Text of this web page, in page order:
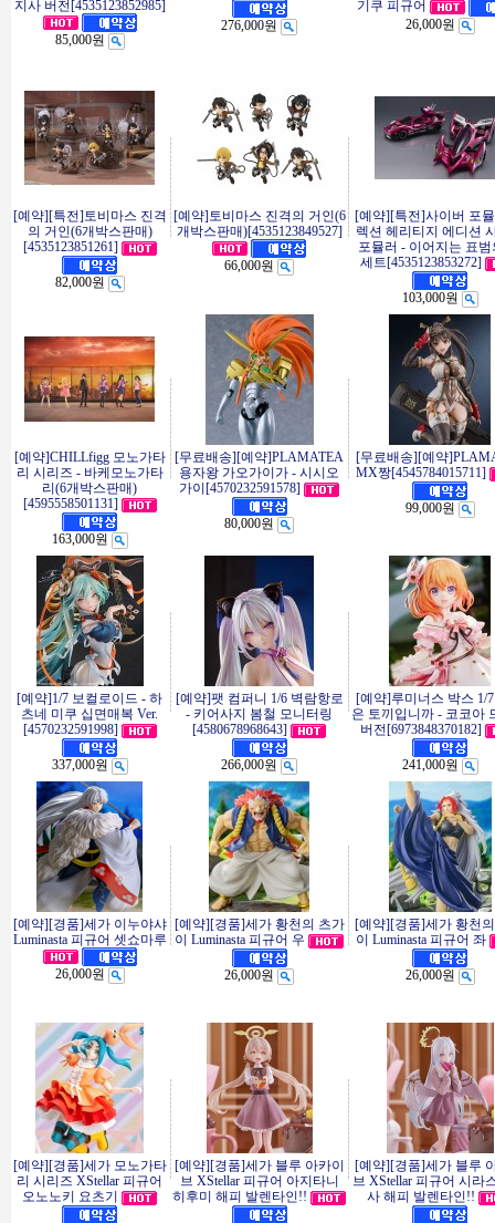
지사 버전[4535123852985]
85,000원
276,000원
기쿠 피규어
26,000원
[예약][특전]토비마스 진격
의 거인(6개박스판매)
[4535123851261]
82,000원
[예약]토비마스 진격의 거인(6
개박스판매)[4535123849527]
66,000원
[예약][특전]사이버 포
렉션 헤리티지 에디션
포뮬러 - 이어지는 표범
세트[4535123853272]
103,000원
[예약]CHILLfigg 모노가타
리 시리즈 - 바케모노가타
리(6개박스판매)
[4595558501131]
163,000원
[무료배송][예약]PLAMATEA
용자왕 가오가이가 - 시시오
가이[4570232591578]
80,000원
[무료배송][예약
MX짱[4545784015711]
99,000원
[예약]1/7 보컬로이드 - 하
츠네 미쿠 십면매복 Ver.
[4570232591998]
337,000원
[예약]팻 컴퍼니 1/6 벽람항로
- 키어사지 봄철 모니터링
[4580678968643]
266,000원
[예약]루미너스 박스 1/
은 토끼입니까 - 코코아
버전[6973848370182]
241,000원
[예약][경품]세가 이누야샤
Luminasta 피규어 셋쇼마루
26,000원
[예약][경품]세가 황천의 츠가
이 Luminasta 피규어 우
26,000원
[예약][경품]세가 황천
이 Luminasta 피규어 좌
26,000원
[예약][경품]세가 모노가타
리 시리즈 XStellar 피규어
오노노키 요츠기
[예약][경품]세가 블루 아카이
브 XStellar 피규어 아지타니
히후미 해피 발렌타인!!
[예약][경품]세가 블루
브 XStellar 피규어 시라
사 해피 발렌타인!!